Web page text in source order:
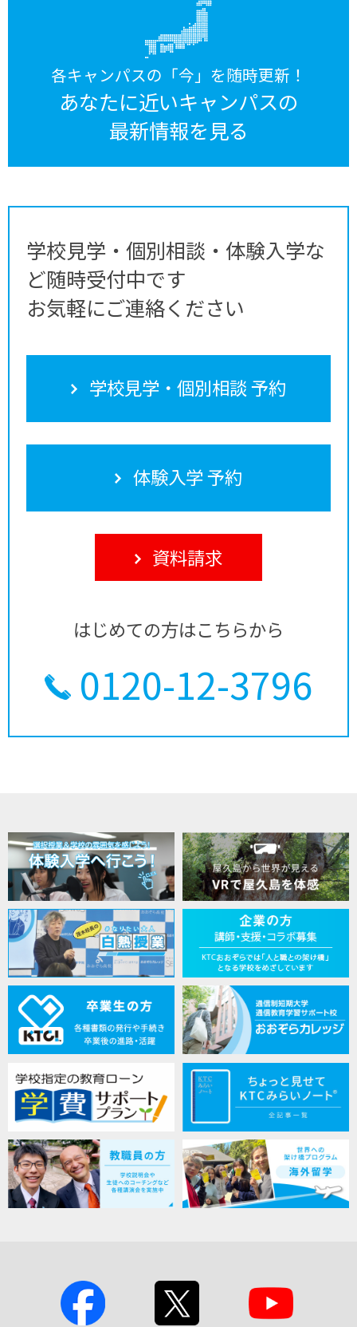
各キャンパスの「今」を随時更新！
あなたに近いキャンパスの
最新情報を見る
学校見学・個別相談・体験入学な
ど随時受付中です
お気軽にご連絡ください
学校見学・個別相談 予約
体験入学 予約
資料請求
はじめての方はこちらから
0120-12-3796